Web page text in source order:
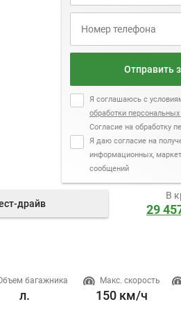
Отправить
Я соглашаюсь с
обработки
Согласие на обработку
Я даю согласие на
информационных,
сообщений
драйв
В
29
багажника
л.
Макс. скорость
150 км/ч